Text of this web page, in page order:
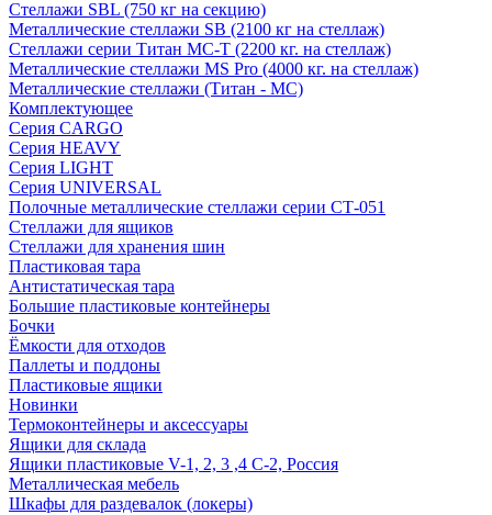
Стеллажи SBL (750 кг на секцию)
Металлические стеллажи SB (2100 кг на стеллаж)
Стеллажи серии Титан МС-Т (2200 кг. на стеллаж)
Металлические стеллажи MS Pro (4000 кг. на стеллаж)
Металлические стеллажи (Титан - МС)
Комплектующее
Серия CARGO
Серия HEAVY
Серия LIGHT
Серия UNIVERSAL
Полочные металлические стеллажи серии СТ-051
Стеллажи для ящиков
Стеллажи для хранения шин
Пластиковая тара
Антистатическая тара
Большие пластиковые контейнеры
Бочки
Ёмкости для отходов
Паллеты и поддоны
Пластиковые ящики
Новинки
Термоконтейнеры и аксессуары
Ящики для склада
Ящики пластиковые V-1, 2, 3 ,4 С-2, Россия
Металлическая мебель
Шкафы для раздевалок (локеры)